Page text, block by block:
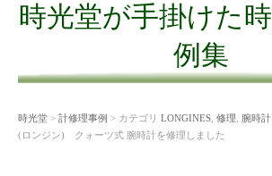
時光堂が手掛けた
例集
時光堂 > 計修理事例 > カテゴリ LONGINES 修理 腕時計
(ロンジン) クォーツ式 腕時計を修理しました